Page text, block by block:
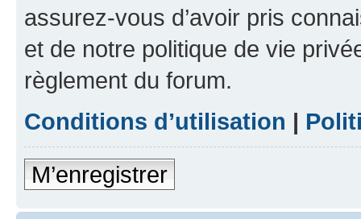
assurez-vous d’avoir pris
et de notre politique de vie
règlement du forum.
Conditions d’utilisation |
M’enregistrer